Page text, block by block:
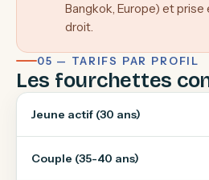
Bangkok, Europe) et
droit.
05 — TARIFS PAR PROFIL
Les fourchettes
Jeune actif (30 ans)
Couple (35-40 ans)